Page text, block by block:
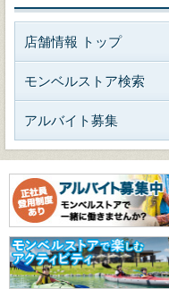
店舗情報 トップ
モンベルストア検索
アルバイト募集